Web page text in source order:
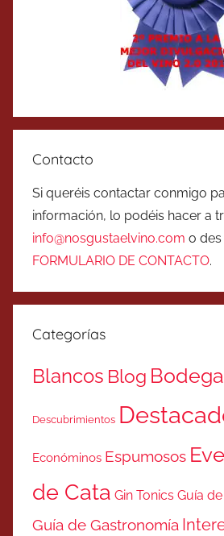
Contacto
Si queréis contactar conmigo
información, lo podéis hacer a
info@nosgustaelvino.com o
FORMULARIO DE CONTACTO.
Categorías
Blancos Blog
Descubrimientos
Económinos Espumosos
de Cata Gin Tonics Guía
Guía de Gastronomía